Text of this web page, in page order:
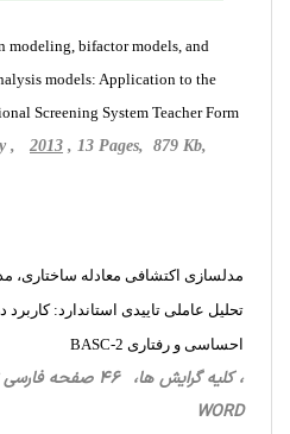
modeling, bifactor models, and
models: Application to the
Screening System Teacher Form
, 2013 , 13 Pages, 879 Kb,
مدلسازی اکتشافی معادله ساختاری،
تحلیل عاملی تاییدی استاندارد:
احساسی و رفتاری BASC-2
WORD